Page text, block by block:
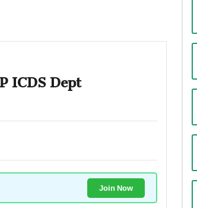
Dept
Join Now